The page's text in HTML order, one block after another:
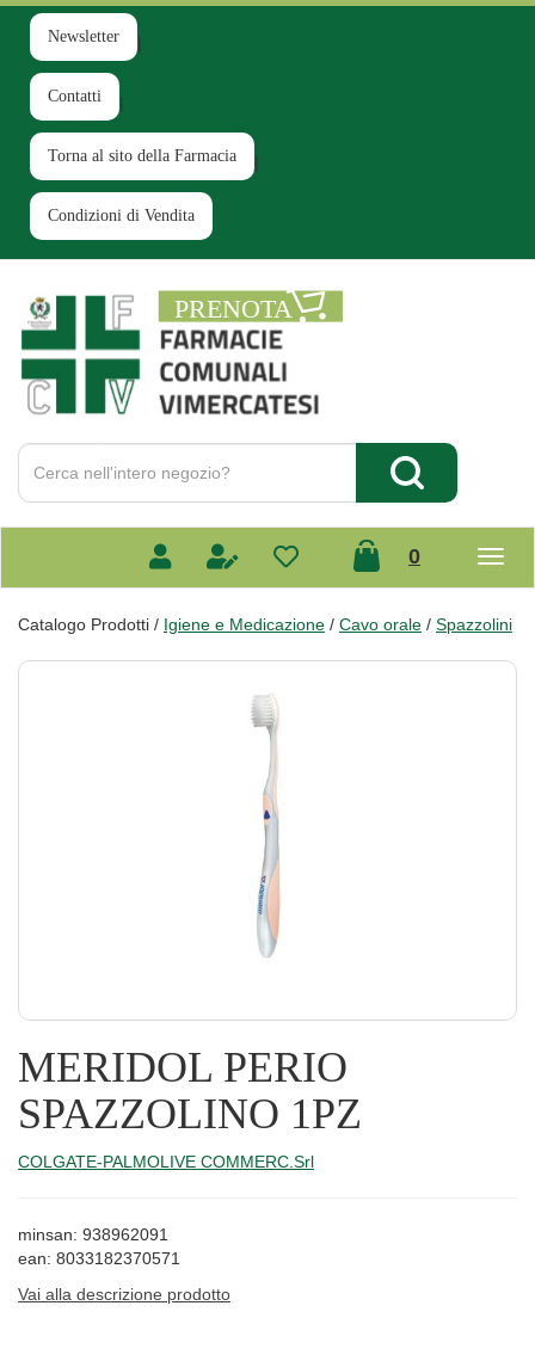
Passa
contenuto
principale
Newsletter
Contatti
Torna al sito della Farmacia
Condizioni di Vendita
Farmacia
Comunale
Cerca
Prodotto
Cerca Prodotto
0prodotti
Catalogo Prodotti / Igiene e Medicazione / Cavo orale / Spazzolini
MERIDOL PERIO
SPAZZOLINO 1PZ
COLGATE-PALMOLIVE COMMERC.Srl
minsan: 938962091
ean: 8033182370571
Vai alla descrizione prodotto